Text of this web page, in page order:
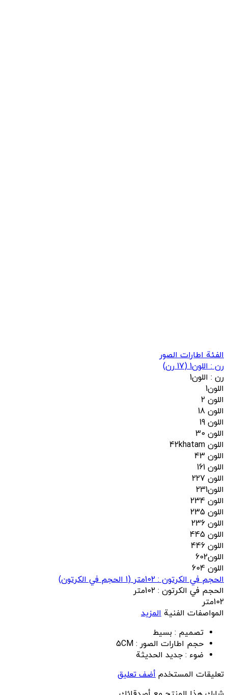
الفئة اطارات الصور
رن :اللون1 (
17 رن)
رن : اللون1
اللون1
اللون 2
اللون 18
اللون 19
اللون 30
اللون 42khatam
اللون 43
اللون 161
اللون 227
اللون231
اللون 234
اللون 235
اللون 236
اللون 445
اللون 446
اللون602
اللون 604
الحجم في الكرتون : 102متر
(
1 الحجم في الكرتون)
الحجم في الكرتون : 102متر
102متر
المواصفات الفنية المزيد
تصميم : بسيط
حجم اطارات الصور : 5CM
ضوء : جديد الحديثة
تعليقات المستخدم أضف تعليق